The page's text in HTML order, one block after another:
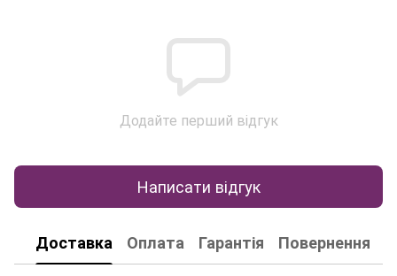
Додайте перший відгук
Написати відгук
Доставка Оплата Гарантія Повернення